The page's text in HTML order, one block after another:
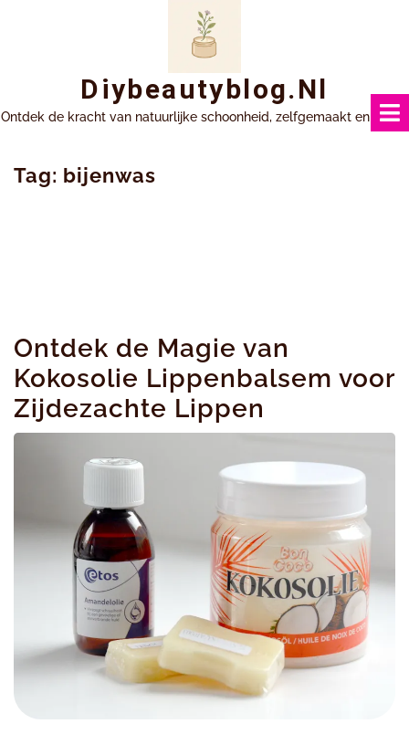
Diybeautyblog.nl
Ontdek de kracht van natuurlijke schoonheid, zelfgemaakt en uniek.
Tag: bijenwas
Ontdek de Magie van
Kokosolie Lippenbalsem voor
Zijdezachte Lippen